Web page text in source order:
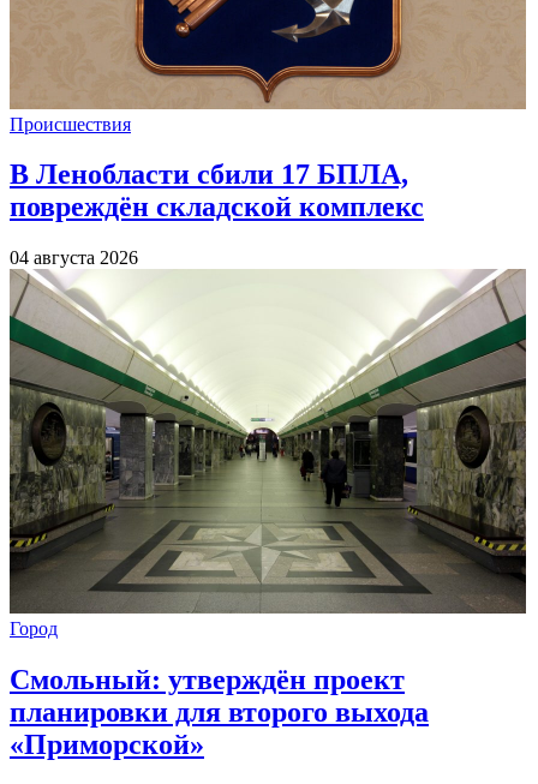
Происшествия
В Ленобласти сбили 17 БПЛА,
повреждён складской комплекс
04 августа 2026
Город
Смольный: утверждён проект
планировки для второго выхода
«Приморской»